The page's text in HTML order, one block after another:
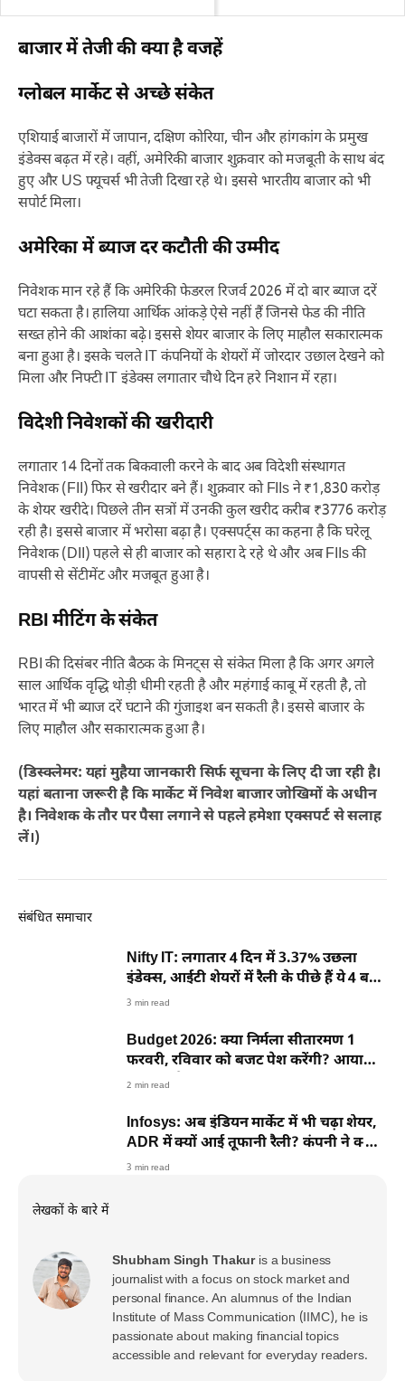
बाजार में तेजी की क्या है वजहें
ग्लोबल मार्केट से अच्छे संकेत
एशियाई बाजारों में जापान, दक्षिण कोरिया, चीन और हांगकांग के प्रमुख
इंडेक्स बढ़त में रहे। वहीं, अमेरिकी बाजार शुक्रवार को मजबूती के साथ बंद
हुए और US फ्यूचर्स भी तेजी दिखा रहे थे। इससे भारतीय बाजार को भी
सपोर्ट मिला।
अमेरिका में ब्याज दर कटौती की उम्मीद
निवेशक मान रहे हैं कि अमेरिकी फेडरल रिजर्व 2026 में दो बार ब्याज दरें
घटा सकता है। हालिया आर्थिक आंकड़े ऐसे नहीं हैं जिनसे फेड की नीति
सख्त होने की आशंका बढ़े। इससे शेयर बाजार के लिए माहौल सकारात्मक
बना हुआ है। इसके चलते IT कंपनियों के शेयरों में जोरदार उछाल देखने को
मिला और निफ्टी IT इंडेक्स लगातार चौथे दिन हरे निशान में रहा।
विदेशी निवेशकों की खरीदारी
लगातार 14 दिनों तक बिकवाली करने के बाद अब विदेशी संस्थागत
निवेशक (FII) फिर से खरीदार बने हैं। शुक्रवार को FIIs ने ₹1,830 करोड़
के शेयर खरीदे। पिछले तीन सत्रों में उनकी कुल खरीद करीब ₹3776 करोड़
रही है। इससे बाजार में भरोसा बढ़ा है। एक्सपर्ट्स का कहना है कि घरेलू
निवेशक (DII) पहले से ही बाजार को सहारा दे रहे थे और अब FIIs की
वापसी से सेंटीमेंट और मजबूत हुआ है।
RBI मीटिंग के संकेत
RBI की दिसंबर नीति बैठक के मिनट्स से संकेत मिला है कि अगर अगले
साल आर्थिक वृद्धि थोड़ी धीमी रहती है और महंगाई काबू में रहती है, तो
भारत में भी ब्याज दरें घटाने की गुंजाइश बन सकती है। इससे बाजार के
लिए माहौल और सकारात्मक हुआ है।
(डिस्क्लेमर: यहां मुहैया जानकारी सिर्फ सूचना के लिए दी जा रही है।
यहां बताना जरूरी है कि मार्केट में निवेश बाजार जोखिमों के अधीन
है। निवेशक के तौर पर पैसा लगाने से पहले हमेशा एक्सपर्ट से सलाह
लें।)
संबंधित समाचार
Nifty IT: लगातार 4 दिन में 3.37% उछला
इंडेक्स, आईटी शेयरों में रैली के पीछे हैं ये 4 बड़ी
वजहें
3 min read
Budget 2026: क्या निर्मला सीतारमण 1
फरवरी, रविवार को बजट पेश करेंगी? आया
नया अपडेट
2 min read
Infosys: अब इंडियन मार्केट में भी चढ़ा शेयर,
ADR में क्यों आई तूफानी रैली? कंपनी ने क्या
कहा?
3 min read
लेखकों के बारे में
Shubham Singh Thakur is a business
journalist with a focus on stock market and
personal finance. An alumnus of the Indian
Institute of Mass Communication (IIMC), he is
passionate about making financial topics
accessible and relevant for everyday readers.